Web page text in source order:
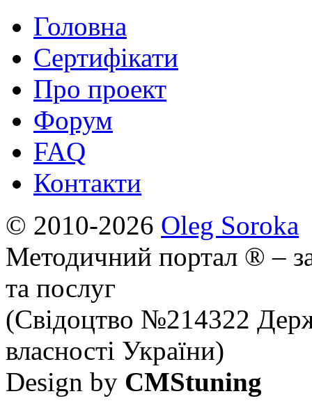
Головна
Сертифікати
Про проект
Форум
FAQ
Контакти
© 2010-2026 Oleg Soroka
Методичний портал ® –
та послуг
(Свідоцтво №214322
власності України)
Design by CMStuning